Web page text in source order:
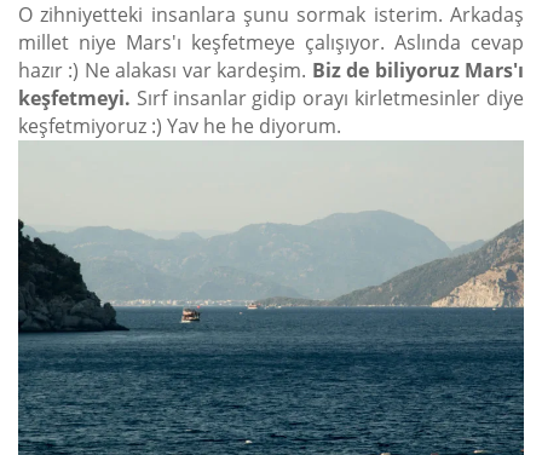
O zihniyetteki insanlara şunu sormak isterim. Arkadaş
millet niye Mars'ı keşfetmeye çalışıyor. Aslında cevap
hazır :) Ne alakası var kardeşim. Biz de biliyoruz Mars'ı
keşfetmeyi. Sırf insanlar gidip orayı kirletmesinler diye
keşfetmiyoruz :) Yav he he diyorum.